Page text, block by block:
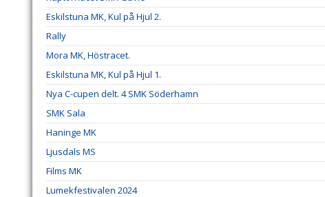
Eskilstuna MK, Kul på Hjul 2.
Rally
Mora MK, Höstracet.
Eskilstuna MK, Kul på Hjul 1.
Nya C-cupen delt. 4 SMK Söderhamn
SMK Sala
Haninge MK
Ljusdals MS
Films MK
Lumekfestivalen 2024